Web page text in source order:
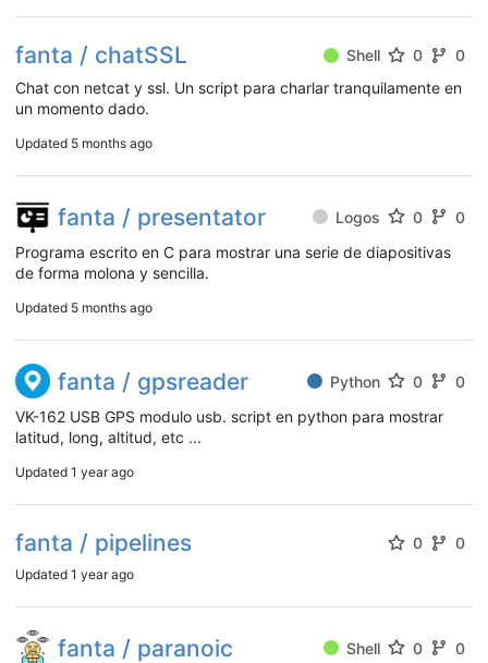
fanta / chatSSL Shell 0
0
Chat con netcat y ssl. Un script para charlar tranquilamente en
un momento dado.
Updated 5 months ago
fanta / presentator Logos 0
0
Programa escrito en C para mostrar una serie de diapositivas
de forma molona y sencilla.
Updated 5 months ago
fanta / gpsreader Python 0
0
VK-162 USB GPS modulo usb. script en python para mostrar
latitud, long, altitud, etc ...
Updated 1 year ago
fanta / pipelines 0 0
Updated 1 year ago
fanta / paranoic Shell 0
0